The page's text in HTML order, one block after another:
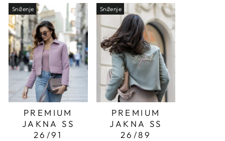
Sniženje
PREMIUM
JAKNA SS
26/91
Sniženje
PREMIUM
JAKNA SS
26/89